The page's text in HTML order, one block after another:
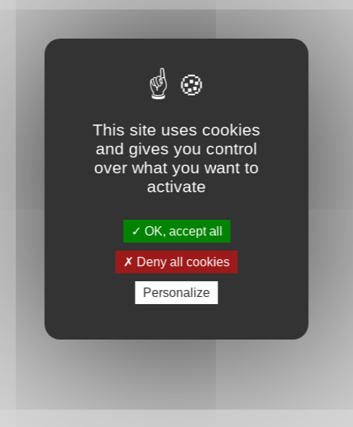
This site uses cookies
and gives you control
over what you want to
activate
OK, accept all
Deny all cookies
Personalize